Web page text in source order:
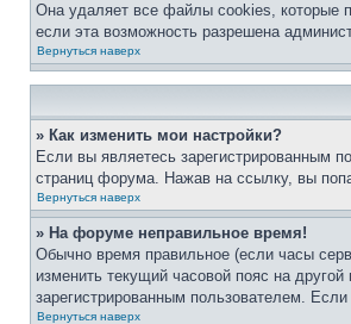
Она удаляет все файлы cookies, которые
если эта возможность разрешена
Вернуться наверх
» Как изменить мои настройки?
Если вы являетесь зарегистрированным
страниц форума. Нажав на ссылку, вы
Вернуться наверх
» На форуме неправильное время!
Обычно время правильное (если часы
изменить текущий часовой пояс на
зарегистрированным пользователем.
Вернуться наверх